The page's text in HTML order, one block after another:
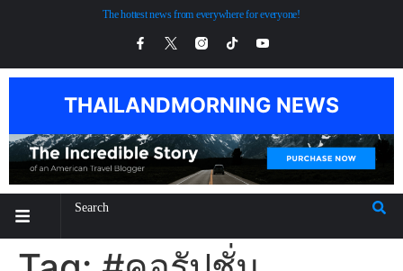
The hottest news from everywhere for everyone!
THAILANDMORNING NEWS